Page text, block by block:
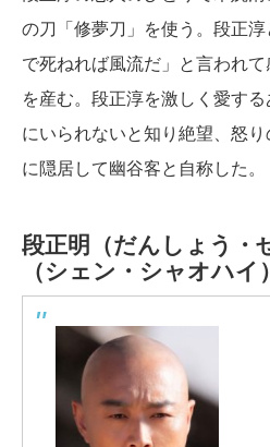
の刀「修夢刀」を使う。段正
で死ねれば風流だ」と言われ
を産む。段正淳を激しく愛す
にいられないと知り絶望、怒
に隠居して幽谷客と自称した。
段正明（だんしょう・
（シェン・シャオハイ）